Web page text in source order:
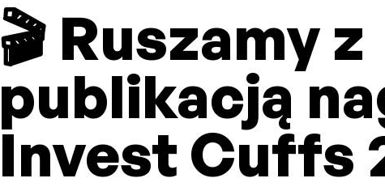
🎬 Ruszamy z
publikacją
Invest Cuffs